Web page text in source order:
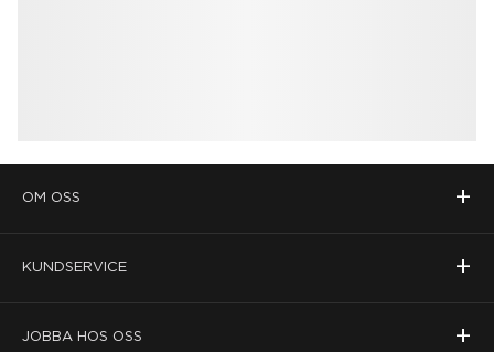
OM OSS +
KUNDSERVICE +
JOBBA HOS OSS +